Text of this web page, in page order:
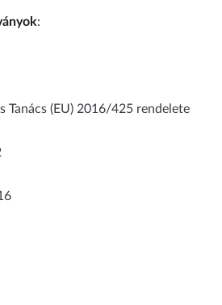
:
Tanács (EU) 2016/425 rendelete